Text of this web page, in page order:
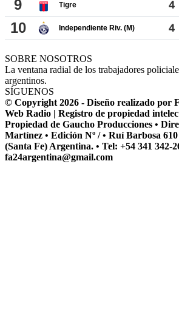
SOBRE NOSOTROS
La ventana radial de los trabajadores
argentinos.
SÍGUENOS
© Copyright 2026 - Diseño realizado por
Web Radio | Registro de propiedad
Propiedad de Gaucho Producciones •
Martínez • Edición Nº / • Ruí Barbosa
(Santa Fe) Argentina. • Tel: +54 341 342-
fa24argentina@gmail.com